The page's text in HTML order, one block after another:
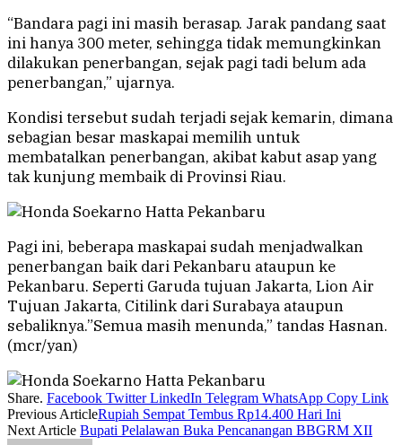
“Bandara pagi ini masih berasap. Jarak pandang saat
ini hanya 300 meter, sehingga tidak memungkinkan
dilakukan penerbangan, sejak pagi tadi belum ada
penerbangan,” ujarnya.
Kondisi tersebut sudah terjadi sejak kemarin, dimana
sebagian besar maskapai memilih untuk
membatalkan penerbangan, akibat kabut asap yang
tak kunjung membaik di Provinsi Riau.
Pagi ini, beberapa maskapai sudah menjadwalkan
penerbangan baik dari Pekanbaru ataupun ke
Pekanbaru. Seperti Garuda tujuan Jakarta, Lion Air
Tujuan Jakarta, Citilink dari Surabaya ataupun
sebaliknya.”Semua masih menunda,” tandas Hasnan.
(mcr/yan)
Share. Facebook Twitter LinkedIn Telegram WhatsApp Copy Link
Previous ArticleRupiah Sempat Tembus Rp14.400 Hari Ini
Next Article Bupati Pelalawan Buka Pencanangan BBGRM XII